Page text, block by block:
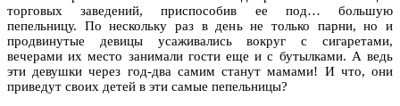
торговых заведений, приспособив ее под… большую
пепельницу. По нескольку раз в день не только парни, но и
продвинутые девицы усаживались вокруг с сигаретами,
вечерами их место занимали гости еще и с бутылками. А ведь
эти девушки через год-два самим станут мамами! И что, они
приведут своих детей в эти самые пепельницы?